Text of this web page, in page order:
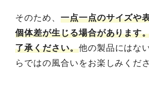
そのため、 一点一点のサイズや
個体差が生じる場合があります
了承ください。他の製品にはな
らではの風合いをお楽しみくださ